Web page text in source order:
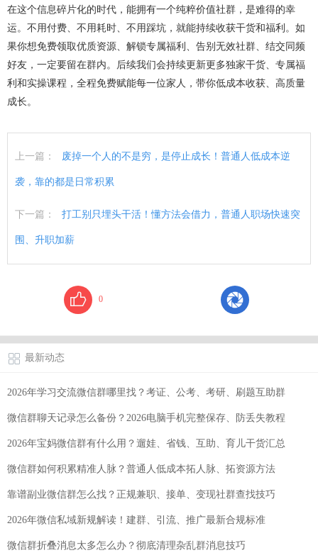
在这个信息碎片化的时代，能拥有一个纯粹价值社群，是难得的幸
运。不用付费、不用耗时、不用踩坑，就能持续收获干货和福利。如
果你想免费领取优质资源、解锁专属福利、告别无效社群、结交同频
好友，一定要留在群内。后续我们会持续更新更多独家干货、专属福
利和实操课程，全程免费赋能每一位家人，带你低成本收获、高质量
成长。
上一篇： 废掉一个人的不是穷，是停止成长！普通人低成本逆
袭，靠的都是日常积累
下一篇： 打工别只埋头干活！懂方法会借力，普通人职场快速突
围、升职加薪
0
最新动态
2026年学习交流微信群哪里找？考证、公考、考研、刷题互助群
微信群聊天记录怎么备份？2026电脑手机完整保存、防丢失教程
2026年宝妈微信群有什么用？遛娃、省钱、互助、育儿干货汇总
微信群如何积累精准人脉？普通人低成本拓人脉、拓资源方法
靠谱副业微信群怎么找？正规兼职、接单、变现社群查找技巧
2026年微信私域新规解读！建群、引流、推广最新合规标准
微信群折叠消息太多怎么办？彻底清理杂乱群消息技巧